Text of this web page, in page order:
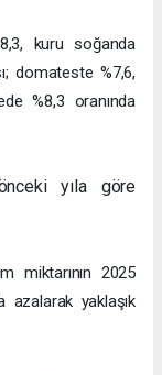
kuru soğanda
domateste %7,6,
%8,3 oranında
yıla göre
miktarının 2025
azalarak yaklaşık